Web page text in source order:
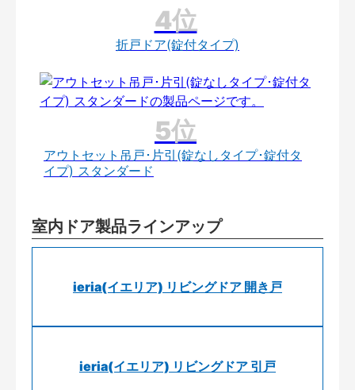
折戸ドア(錠付タイプ)
アウトセット吊戸･片引(錠なしタイプ･錠付タ
イプ) スタンダード
室内ドア製品ラインアップ
ieria(イエリア) リビングドア 開き戸
ieria(イエリア) リビングドア 引戸